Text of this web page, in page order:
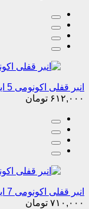
انبر قفلی اکونومی 5 اینچ
۶۱۲,۰۰۰ تومان
انبر قفلی اکونومی 7 اینچ
۷۱۰,۰۰۰ تومان